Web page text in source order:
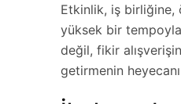
Etkinlik, iş birliğine,
yüksek bir
değil, fikir
getirmenin